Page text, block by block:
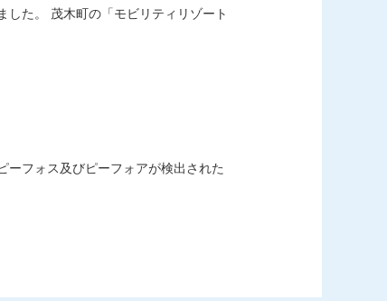
した。 茂木町の「モビリティリゾート
ーフォス及びピーフォアが検出された